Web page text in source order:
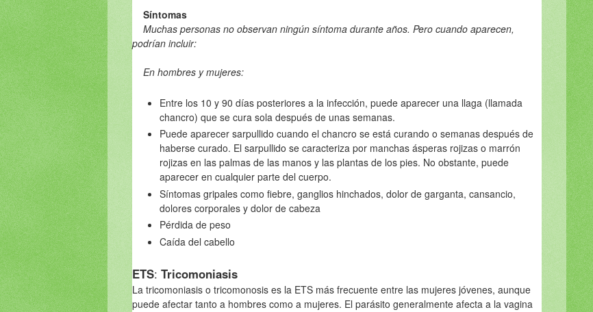
Síntomas
Muchas personas no observan ningún síntoma durante años. Pero cuando aparecen,
podrían incluir:
En hombres y mujeres:
Entre los 10 y 90 días posteriores a la infección, puede aparecer una llaga (llamada
chancro) que se cura sola después de unas semanas.
Puede aparecer sarpullido cuando el chancro se está curando o semanas después de
haberse curado. El sarpullido se caracteriza por manchas ásperas rojizas o marrón
rojizas en las palmas de las manos y las plantas de los pies. No obstante, puede
aparecer en cualquier parte del cuerpo.
Síntomas gripales como fiebre, ganglios hinchados, dolor de garganta, cansancio,
dolores corporales y dolor de cabeza
Pérdida de peso
Caída del cabello
ETS: Tricomoniasis
La tricomoniasis o tricomonosis es la ETS más frecuente entre las mujeres jóvenes, aunque
puede afectar tanto a hombres como a mujeres. El parásito generalmente afecta a la vagina